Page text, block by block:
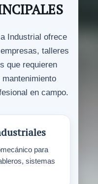
Industrial ofrece
talleres
que requieren
en campo.
para
sistemas